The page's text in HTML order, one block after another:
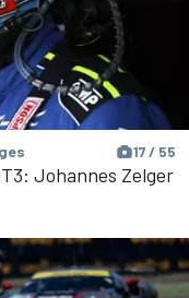
17 / 55
Johannes Zelger